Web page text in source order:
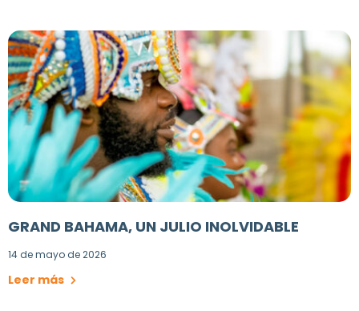
GRAND BAHAMA, UN JULIO INOLVIDABLE
14 de mayo de 2026
Leer más